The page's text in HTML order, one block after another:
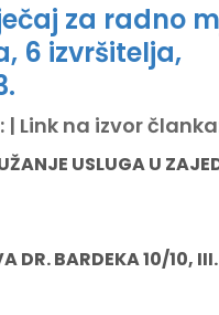
za radno
6 izvršitelja,
Link na izvor
USLUGA U
DR. BARDEKA 10/10,